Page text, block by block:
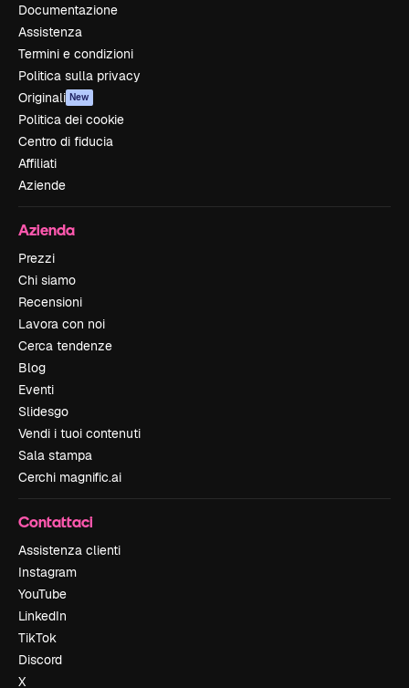
Documentazione
Assistenza
Termini e condizioni
Politica sulla privacy
Originali New
Politica dei cookie
Centro di fiducia
Affiliati
Aziende
Azienda
Prezzi
Chi siamo
Recensioni
Lavora con noi
Cerca tendenze
Blog
Eventi
Slidesgo
Vendi i tuoi contenuti
Sala stampa
Cerchi magnific.ai
Contattaci
Assistenza clienti
Instagram
YouTube
LinkedIn
TikTok
Discord
X